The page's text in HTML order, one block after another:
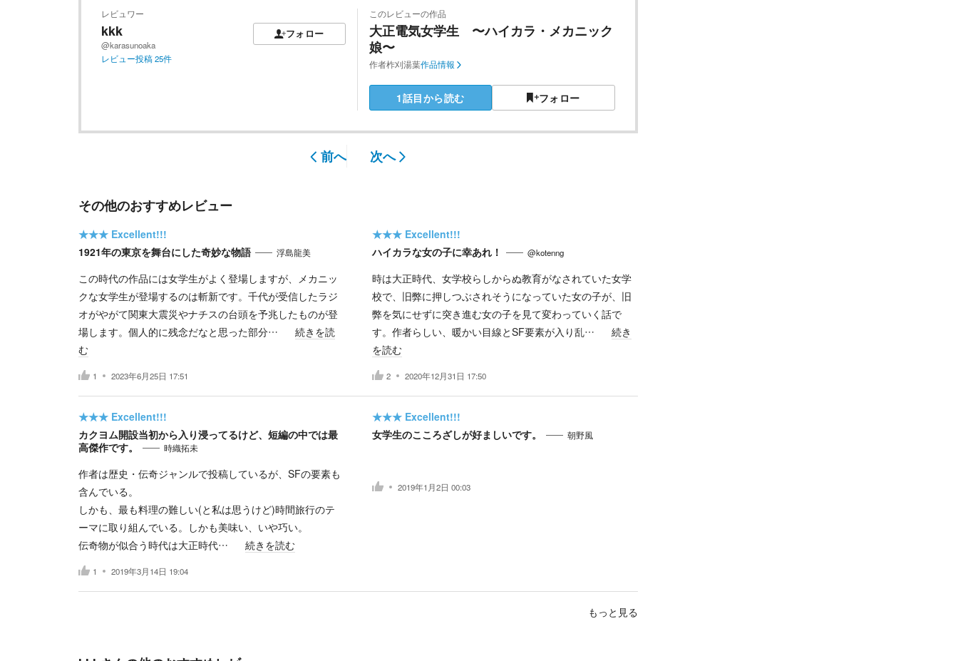
レビュワー
kkk
@karasunoaka
フォロー
レビュー投稿25件
このレビューの作品
大正電気女学生 〜ハイカラ・メカニック
娘〜
作者柞刈湯葉作品情報
1話目から読む フォロー
前へ 次へ
その他のおすすめレビュー
★★★ Excellent!!!
1921年の東京を舞台にした奇妙な物語
浮島龍美
この時代の作品には女学生がよく登場しますが、メカニッ
クな女学生が登場するのは斬新です。千代が受信したラジ
オがやがて関東大震災やナチスの台頭を予兆したものが登
場します。個人的に残念だなと思った部分…
続きを読
む
1 2023年6月25日 17:51
★★★ Excellent!!!
ハイカラな女の子に幸あれ！
@kotenng
時は大正時代、女学校らしからぬ教育がなされていた女学
校で、旧弊に押しつぶされそうになっていた女の子が、旧
弊を気にせずに突き進む女の子を見て変わっていく話で
す。作者らしい、暖かい目線とSF要素が入り乱…
続き
を読む
2 2020年12月31日 17:50
★★★ Excellent!!!
カクヨム開設当初から入り浸ってるけど、短編の中では最
高傑作です。
時織拓未
作者は歴史・伝奇ジャンルで投稿しているが、SFの要素も
含んでいる。
しかも、最も料理の難しい(と私は思うけど)時間旅行のテ
ーマに取り組んでいる。しかも美味い、いや巧い。
伝奇物が似合う時代は大正時代…
続きを読む
1 2019年3月14日 19:04
★★★ Excellent!!!
女学生のこころざしが好ましいです。
朝野風
2019年1月2日 00:03
もっと見る